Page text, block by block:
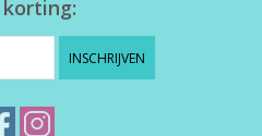
korting:
INSCHRIJVEN